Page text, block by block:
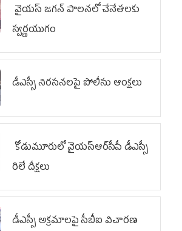
వైయ‌స్ జగన్ పాలనలో చేనేతలకు
స్వర్ణయుగం
డీఎస్సీ నిరసనలపై పోలీసు ఆంక్షలు
కోడుమూరులో వైయ‌స్ఆర్‌సీపీ డీఎస్సీ
రిలే దీక్షలు
డీఎస్సీ అక్రమాలపై సీబీఐ విచారణ